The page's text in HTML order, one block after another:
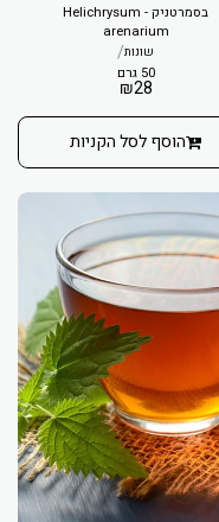
בסמרטניק - Helichrysum
arenarium
שונות/
50 גרם
₪28
הוסף לסל הקניות